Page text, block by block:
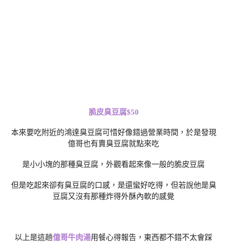
脆皮臭豆腐$50
本來要吃附近的鴻達臭豆腐可惜好像錯過營業時間，於是發現
億哥也有賣臭豆腐就點來吃
是小小塊的那種臭豆腐，外觀看起來像一般的脆皮豆腐
但是吃起來卻有臭豆腐的口感，是還蠻好吃得，但若說他是臭
豆腐又沒有那種炸得外酥內軟的感覺
以上是這趟億哥牛肉湯用餐心得報告，東西都不錯不太會踩